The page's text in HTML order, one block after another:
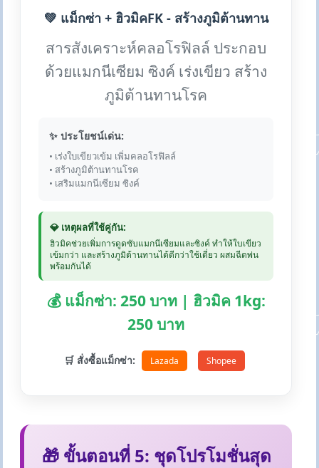
💚 แม็กซ่า + ฮิวมิคFK - สร้างภูมิต้านทาน
สารสังเคราะห์คลอโรฟิลล์ ประกอบ
ด้วยแมกนีเซียม ซิงค์ เร่งเขียว สร้าง
ภูมิต้านทานโรค
✨ ประโยชน์เด่น:
• เร่งใบเขียวเข้ม เพิ่มคลอโรฟิลล์
• สร้างภูมิต้านทานโรค
• เสริมแมกนีเซียม ซิงค์
💎 เหตุผลที่ใช้คู่กัน:
ฮิวมิคช่วยเพิ่มการดูดซับแมกนีเซียมและซิงค์ ทำให้ใบเขียว
เข้มกว่า และสร้างภูมิต้านทานได้ดีกว่าใช้เดี่ยว ผสมฉีดพ่น
พร้อมกันได้
💰 แม็กซ่า: 250 บาท | ฮิวมิค 1kg:
250 บาท
🛒 สั่งซื้อแม็กซ่า: Lazada Shopee
🎁 ขั้นตอนที่ 5: ชุดโปรโมชั่นสุด